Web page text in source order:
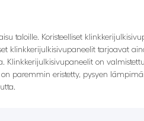
taloille. Koristeelliset
klinkkerijulkisivupaneelit tarjoavat
on
paremmin eristetty, pysyen